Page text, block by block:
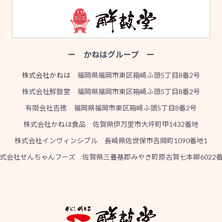
ー かねはグループ ー
株式会社かねは 福岡県福岡市東区箱崎ふ頭5丁目8番2号
株式会社鮮鼓堂 福岡県福岡市東区箱崎ふ頭5丁目8番2号
有限会社吉徳 福岡県福岡市東区箱崎ふ頭5丁目8番2号
株式会社かねは食品 佐賀県伊万里市大坪町甲1432番地
株式会社インヴィンシブル 長崎県佐世保市吉岡町1090番地1
会社せんちゃんフーズ 佐賀県三養基郡みやき町原古賀七本柳6022